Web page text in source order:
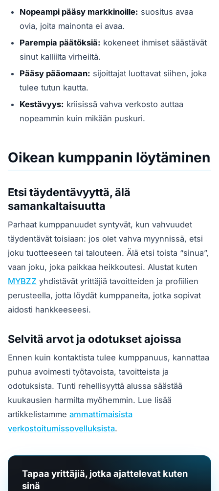
Nopeampi pääsy markkinoille: suositus avaa
ovia, joita mainonta ei avaa.
Parempia päätöksiä: kokeneet ihmiset säästävät
sinut kalliilta virheiltä.
Pääsy pääomaan: sijoittajat luottavat siihen, joka
tulee tutun kautta.
Kestävyys: kriisissä vahva verkosto auttaa
nopeammin kuin mikään puskuri.
Oikean kumppanin löytäminen
Etsi täydentävyyttä, älä
samankaltaisuutta
Parhaat kumppanuudet syntyvät, kun vahvuudet
täydentävät toisiaan: jos olet vahva myynnissä, etsi
joku tuotteeseen tai talouteen. Älä etsi toista “sinua”,
vaan joku, joka paikkaa heikkoutesi. Alustat kuten
MYBZZ yhdistävät yrittäjiä tavoitteiden ja profiilien
perusteella, jotta löydät kumppaneita, jotka sopivat
aidosti hankkeeseesi.
Selvitä arvot ja odotukset ajoissa
Ennen kuin kontaktista tulee kumppanuus, kannattaa
puhua avoimesti työtavoista, tavoitteista ja
odotuksista. Tunti rehellisyyttä alussa säästää
kuukausien harmilta myöhemmin. Lue lisää
artikkelistamme ammattimaisista
verkostoitumissovelluksista.
Tapaa yrittäjiä, jotka ajattelevat kuten
sinä